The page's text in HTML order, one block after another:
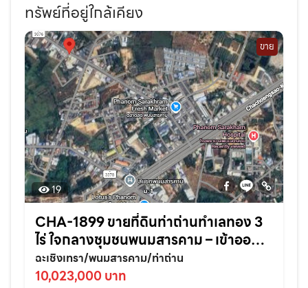
ทรัพย์ที่อยู่ใกล้เคียง
ขาย
19
CHA-1899 ขายที่ดินท่าถ่านทำเลทอง 3
ไร่ ใจกลางชุมชนพนมสารคาม – เข้าออก
สะดวก ใกล้ถนนใหญ่3076เพียง 70 เมตร
จ.ฉะเชิงเทรา
ฉะเชิงเทรา/พนมสารคาม/ท่าถ่าน
10,023,000 บาท